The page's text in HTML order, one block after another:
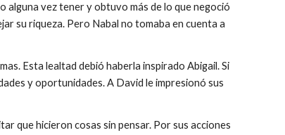
alguna vez tener y obtuvo más de lo que negoció
su riqueza. Pero Nabal no tomaba en cuenta a
Esta lealtad debió haberla inspirado Abigail. Si
y oportunidades. A David le impresionó sus
que hicieron cosas sin pensar. Por sus acciones